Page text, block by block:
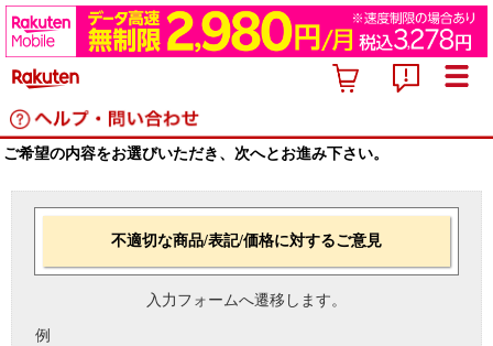
ご希望の内容をお選びいただき、次へとお進み下さい。
不適切な商品/表記/価格に対するご意見
入力フォームへ遷移します。
例